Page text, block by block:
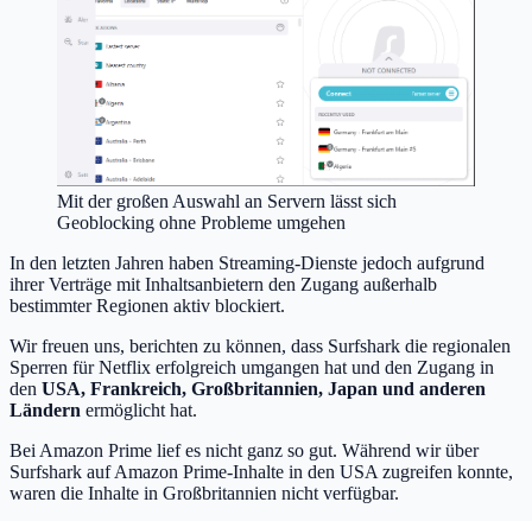
Mit der großen Auswahl an Servern lässt sich
Geoblocking ohne Probleme umgehen
In den letzten Jahren haben Streaming-Dienste jedoch aufgrund
ihrer Verträge mit Inhaltsanbietern den Zugang außerhalb
bestimmter Regionen aktiv blockiert.
Wir freuen uns, berichten zu können, dass Surfshark die regionalen
Sperren für Netflix erfolgreich umgangen hat und den Zugang in
den USA, Frankreich, Großbritannien, Japan und anderen
Ländern ermöglicht hat.
Bei Amazon Prime lief es nicht ganz so gut. Während wir über
Surfshark auf Amazon Prime-Inhalte in den USA zugreifen konnte,
waren die Inhalte in Großbritannien nicht verfügbar.